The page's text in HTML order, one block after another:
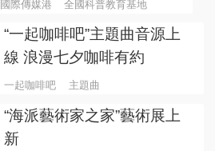
國際傳媒港 全國科普教育基地
“一起咖啡吧”主題曲音源上
線 浪漫七夕咖啡有約
一起咖啡吧 主題曲
“海派藝術家之家”藝術展上
新